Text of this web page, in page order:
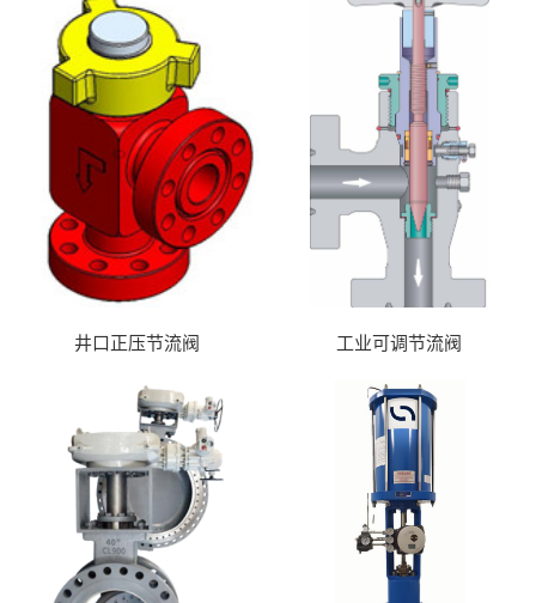
井口正压节流阀 工业可调节流阀